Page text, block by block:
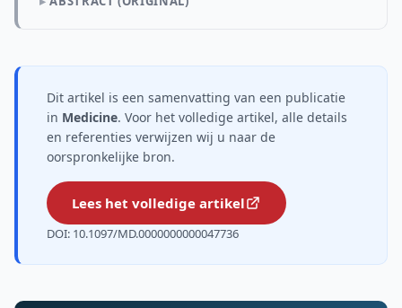
Dit artikel is een samenvatting van een publicatie
in Medicine. Voor het volledige artikel, alle details
en referenties verwijzen wij u naar de
oorspronkelijke bron.
Lees het volledige artikel
DOI: 10.1097/MD.0000000000047736